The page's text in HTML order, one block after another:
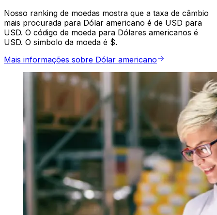
Nosso ranking de moedas mostra que a taxa de câmbio
mais procurada para Dólar americano é de USD para
USD. O código de moeda para Dólares americanos é
USD. O símbolo da moeda é $.
Mais informações sobre Dólar americano